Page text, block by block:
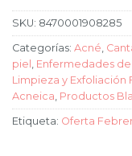
SKU: 8470001908285
Categorías: Acné
piel Enfermedades de
Limpieza y Exfoliación
Acneica Productos
Etiqueta: Oferta